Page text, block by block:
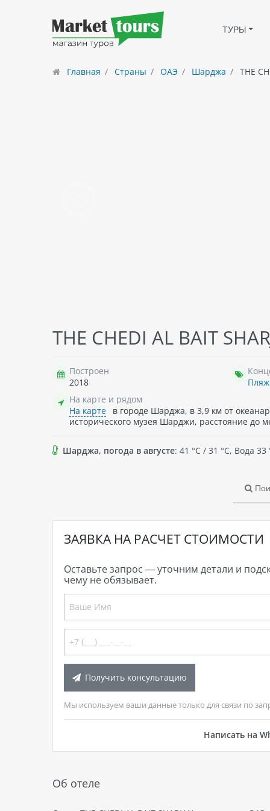
ТУРЫ
Главная Страны ОАЭ Шарджа THE
THE CHEDI AL BAIT
Построен
2018
На карте и рядом
На карте
в городе Шарджа, в 3,9 км от
исторического музея Шарджи, расстояние до
Шарджа, погода в августе: 41 °C / 31 °C, Вода
ЗАЯВКА НА РАСЧЕТ СТОИМОСТИ
Оставьте запрос — уточним детали и
чему не обязывает.
Получить консультацию
Мы используем ваши данные только для связи по
Написать на
Об отеле
ОАЭ, Отель состоит из 9-этажного
здания с 6 лифтами, всего 691 номер.
528 036₸ - 2026-08-13 , 6 ноч. , 2 взр.
→подробнее о туре
ОАЭ
→